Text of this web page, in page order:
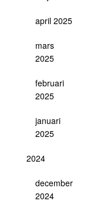
april 2025
mars
2025
februari
2025
januari
2025
2024
december
2024